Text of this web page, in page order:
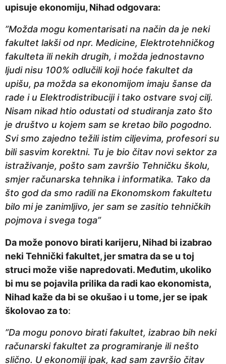
upisuje ekonomiju, Nihad odgovara:
”Možda mogu komentarisati na način da je neki
fakultet lakši od npr. Medicine, Elektrotehničkog
fakulteta ili nekih drugih, i možda jednostavno
ljudi nisu 100% odlučili koji hoće fakultet da
upišu, pa možda sa ekonomijom imaju šanse da
rade i u Elektrodistribuciji i tako ostvare svoj cilj.
Nisam nikad htio odustati od studiranja zato što
je društvo u kojem sam se kretao bilo pogodno.
Svi smo zajedno težili istim ciljevima, profesori su
bili sasvim korektni. Tu je bio čitav novi sektor za
istraživanje, pošto sam završio Tehničku školu,
smjer računarska tehnika i informatika. Tako da
što god da smo radili na Ekonomskom fakultetu
bilo mi je zanimljivo, jer sam se zasitio tehničkih
pojmova i svega toga”
Da može ponovo birati karijeru, Nihad bi izabrao
neki Tehnički fakultet, jer smatra da se u toj
struci može više napredovati. Međutim, ukoliko
bi mu se pojavila prilika da radi kao ekonomista,
Nihad kaže da bi se okušao i u tome, jer se ipak
školovao za to:
”Da mogu ponovo birati fakultet, izabrao bih neki
računarski fakultet za programiranje ili nešto
slično. U ekonomiji ipak, kad sam završio čitav